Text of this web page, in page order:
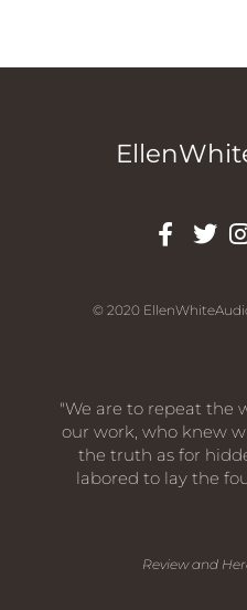
© 2020
"We are to repeat the
our work, who knew
the truth as for
labored to lay the
Review and